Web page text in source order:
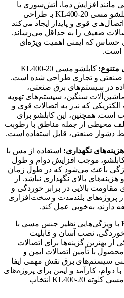
مانند افزایش دما، آتش‌سوزی یا
خرابی سیستم شود. کابلشو مسی KL400-20 با طراحی
قوی و پایدار ایجاد می‌کند
ضعیف را به حداقل می‌رساند.
حساس که ایمنی اهمیت ویژه‌ای
است.
متنوع:
کابلشو مسی KL400-20
صنعتی و تجاری طراحی شده است.
در سیستم‌های برق صنعتی،
ماشین‌آلات سنگین، سیستم‌های تهویه
که نیاز به اتصالات قوی و
است. همچنین، این کابلشو برای
محیطی از جمله مناطق با رطوبت
دشوار صنعتی، قابل استفاده است.
نگهداری: استفاده از مس با
کابلشو، موجب افزایش دوام و طول
باعث می‌شود که در طول زمان
بالای نگهداری نباشد. از
مقاومت بالایی در برابر خوردگی و
پروژه‌های بلندمدت و سخت‌افزاری
دارند، به‌خوبی عمل کند.
کابلشو مسی کلوته KL400-20 با ویژگی‌هایی نظیر جنس مسی با
خوردگی، نصب آسان و قابلیت
از بهترین گزینه‌ها برای اتصالات
با تأمین اتصالات ایمن و
سیستم‌های برق نقش مهمی ایفا
دوام، کارآمد و ایمن برای پروژه‌های
الکتریکی خود هستید، کابلشو مسی کلوته KL400-20 انتخاب